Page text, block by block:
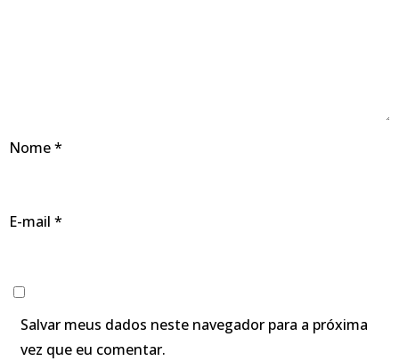
Nome*
E-mail *
Salvar meus dados neste navegador para a próxima
vez que eu comentar.